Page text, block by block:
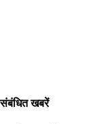
संबंधित खबरें